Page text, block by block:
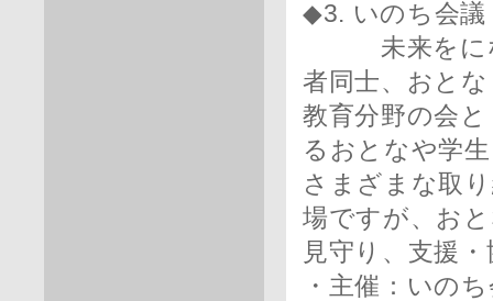
◆3. いのち会議
未来をにな
者同士、おと
教育分野の会
るおとなや学
さまざまな取
場ですが、お
見守り、支援
・主催：いの